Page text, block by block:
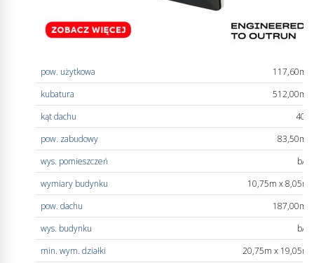
pow. użytkowa 117,60m
kubatura 512,00m
kąt dachu
40°
pow. zabudowy
83,50m
wys. pomieszczeń
b/d
wymiary budynku
10,75m x 8,05m
pow. dachu
187,00m
wys. budynku
b/d
min. wym. działki
20,75m x 19,05m